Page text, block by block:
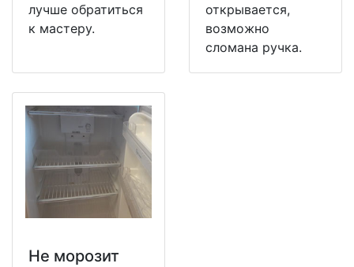
лучше обратиться
к мастеру.
открывается,
возможно
сломана ручка.
Не морозит